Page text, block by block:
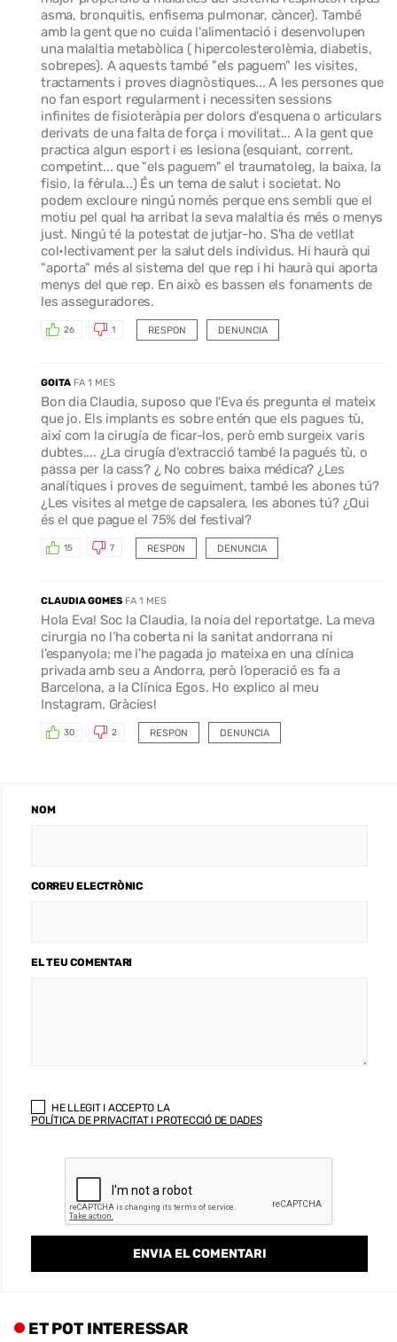
asma, bronquitis, enfisema pulmonar, càncer). També
amb la gent que no cuida l'alimentació i desenvolupen
una malaltia metabòlica ( hipercolesterolèmia, diabetis,
sobrepes). A aquests també "els paguem" les visites,
tractaments i proves diagnòstiques... A les persones que
no fan esport regularment i necessiten sessions
infinites de fisioteràpia per dolors d'esquena o articulars
derivats de una falta de força i movilitat... A la gent que
practica algun esport i es lesiona (esquiant, corrent,
competint... que "els paguem" el traumatoleg, la baixa, la
fisio, la férula...) És un tema de salut i societat. No
podem excloure ningú només perque ens sembli que el
motiu pel qual ha arribat la seva malaltia és més o menys
just. Ningú té la potestat de jutjar-ho. S'ha de vetllat
col•lectivament per la salut dels individus. Hi haurà qui
"aporta" més al sistema del que rep i hi haurà qui aporta
menys del que rep. En això es bassen els fonaments de
les asseguradores.
RESPON
26 1 DENUNCIA
GOITA FA 1 MES
Bon dia Claudia, suposo que l'Eva és pregunta el mateix
que jo. Els implants es sobre entén que els pagues tù,
així com la cirugía de ficar-los, però emb surgeix varis
dubtes.... ¿La cirugía d'extracció també la pagués tù, o
passa per la cass? ¿ No cobres baixa médica? ¿Les
analítiques i proves de seguiment, també les abones tú?
¿Les visites al metge de capsalera, les abones tú? ¿Qui
és el que pague el 75% del festival?
RESPON
15 7 DENUNCIA
CLAUDIA GOMES FA 1 MES
Hola Eva! Soc la Claudia, la noia del reportatge. La meva
cirurgia no l’ha coberta ni la sanitat andorrana ni
l’espanyola; me l’he pagada jo mateixa en una clínica
privada amb seu a Andorra, però l’operació es fa a
Barcelona, a la Clínica Egos. Ho explico al meu
Instagram. Gràcies!
RESPON
30 2 DENUNCIA
NOM
CORREU ELECTRÒNIC
EL TEU COMENTARI
HE LLEGIT I ACCEPTO LA
POLÍTICA DE PRIVACITAT I PROTECCIÓ DE DADES
ET POT INTERESSAR